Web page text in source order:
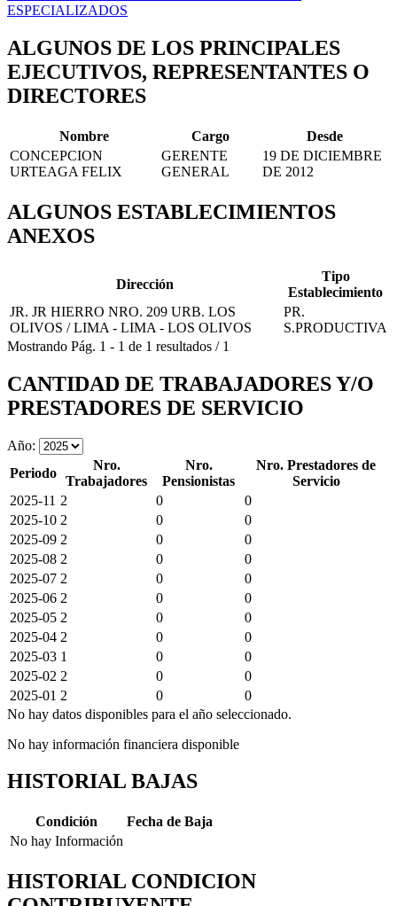
ESPECIALIZADOS
ALGUNOS DE LOS PRINCIPALES
EJECUTIVOS, REPRESENTANTES O
DIRECTORES
Nombre Cargo
Desde
CONCEPCION
URTEAGA FELIX
GERENTE
GENERAL
19 DE DICIEMBRE
DE 2012
ALGUNOS ESTABLECIMIENTOS
ANEXOS
Dirección
Tipo
Establecimiento
JR. JR HIERRO NRO. 209 URB. LOS
OLIVOS / LIMA - LIMA - LOS OLIVOS
PR.
S.PRODUCTIVA
Mostrando Pág. 1 - 1 de 1 resultados / 1
CANTIDAD DE TRABAJADORES Y/O
PRESTADORES DE SERVICIO
Año:
Periodo
Nro.
Trabajadores
Nro.
Pensionistas
Nro. Prestadores de
Servicio
2025-11 2 0
0
2025-10 2 0
0
2025-09 2 0
0
2025-08 2 0
0
2025-07 2 0
0
2025-06 2 0
0
2025-05 2 0
0
2025-04 2 0
0
2025-03 1 0
0
2025-02 2 0
0
2025-01 2 0
0
No hay datos disponibles para el año seleccionado.
No hay información financiera disponible
HISTORIAL BAJAS
Condición
Fecha de Baja
No hay Información
HISTORIAL CONDICION